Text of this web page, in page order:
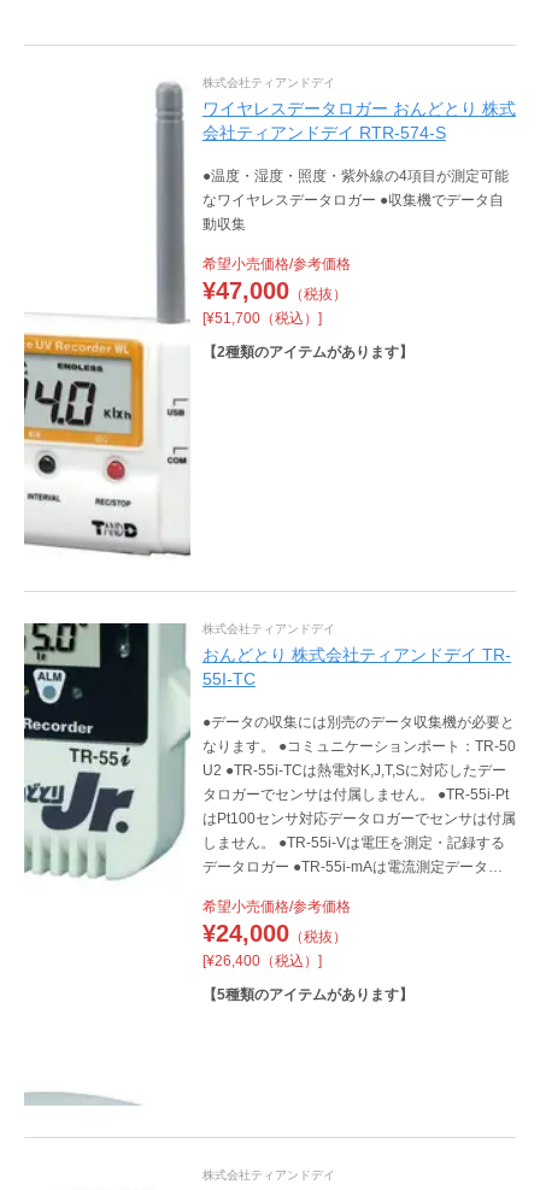
株式会社ティアンドデイ
ワイヤレスデータロガー おんどとり 株式
会社ティアンドデイ RTR-574-S
●温度・湿度・照度・紫外線の4項目が測定可能
なワイヤレスデータロガー ●収集機でデータ自
動収集
希望小売価格/参考価格
¥47,000（税抜）
[¥51,700（税込）]
【2種類のアイテムがあります】
株式会社ティアンドデイ
おんどとり 株式会社ティアンドデイ TR-
55I-TC
●データの収集には別売のデータ収集機が必要と
なります。 ●コミュニケーションポート：TR-50
U2 ●TR-55i-TCは熱電対K,J,T,Sに対応したデー
タロガーでセンサは付属しません。 ●TR-55i-Pt
はPt100センサ対応データロガーでセンサは付属
しません。 ●TR-55i-Vは電圧を測定・記録する
データロガー ●TR-55i-mAは電流測定データロ
点入力 / 電圧入力)測定データロガー
希望小売価格/参考価格
¥24,000（税抜）
[¥26,400（税込）]
【5種類のアイテムがあります】
株式会社ティアンドデイ